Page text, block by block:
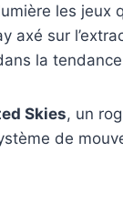
les
axé sur
la
Skies, un
de